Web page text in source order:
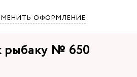
ОФОРМЛЕНИЕ
рыбаку № 650